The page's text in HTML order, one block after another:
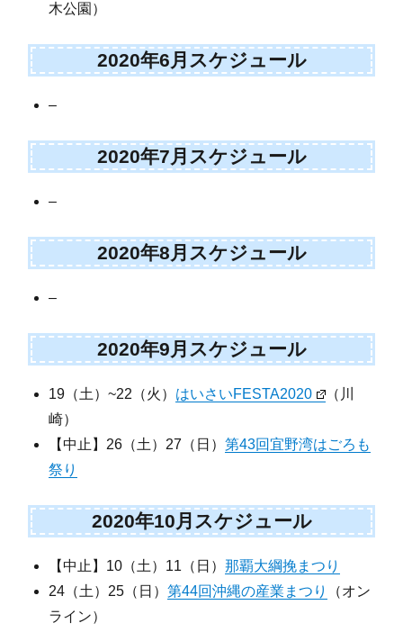
木公園）
2020年6月スケジュール
–
2020年7月スケジュール
–
2020年8月スケジュール
–
2020年9月スケジュール
19（土）~22（火） はいさいFESTA2020
（川
崎）
【中止】26（土）27（日）第43回宜野湾はごろも
祭り
2020年10月スケジュール
【中止】10（土）11（日）那覇大綱挽まつり
24（土）25（日）第44回沖縄の産業まつり
（オン
ライン）